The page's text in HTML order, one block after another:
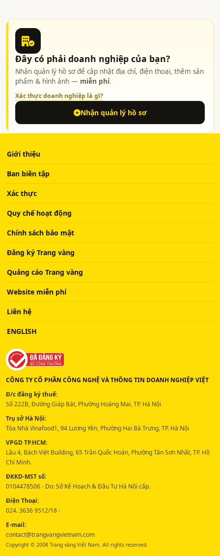
Đây có phải doanh nghiệp của bạn?
Nhận quản lý hồ sơ để cập nhật địa chỉ, điện thoại, thêm sản
phẩm & hình ảnh — miễn phí.
Xác thực doanh nghiệp là gì?
Nhận quản lý hồ sơ
Giới thiệu
Ban biên tập
Xác thực
Quy chế hoạt động
Chính sách bảo mật
Đăng ký Trang vàng
Quảng cáo Trang vàng
Website miễn phí
Liên hệ
ENGLISH
CÔNG TY CỔ PHẦN CÔNG NGHỆ VÀ THÔNG TIN DOANH NGHIỆP VIỆT
Đ/c đăng ký thuế:
Số 222B, Đường Giáp Bát, Phường Hoàng Mai, TP. Hà Nội
Trụ sở Hà Nội:
Tòa Nhà Vinafood1, 94 Lương Yên, Phường Hai Bà Trưng, TP. Hà Nội
VPGD TP.HCM:
Lầu 4, Bách Việt Building, 65 Trần Quốc Hoàn, Phường Tân Sơn Nhất, TP. Hồ
Chí Minh.
ĐKKD-MST số:
0104478506 - Do: Sở Kế Hoạch & Đầu Tư Hà Nội cấp.
Điện Thoại:
024. 3636 9512/18 -
E-mail:
contact@trangvangvietnam.com
Copyright © 2008 Trang vàng Việt Nam. All rights reserved.